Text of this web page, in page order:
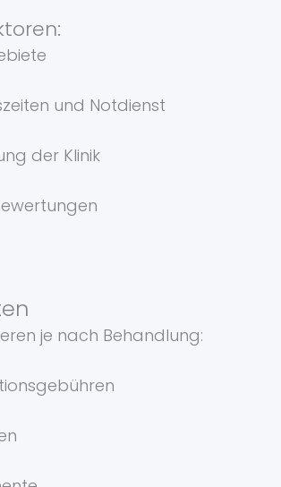
und Notdienst
der Klinik
je nach Behandlung: